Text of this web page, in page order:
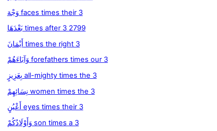
وَجْهَ faces times their 3
بَعْدَهَا times after 3 2799
أَيْمَانَ times the right 3
وَآبَاءَهُمْ forefathers times our 3
بِعَزِيزٍ all-mighty times the 3
نِسَائِهِمْ women times the 3
أَعْيُنٍ eyes times their 3
وَأَوْلَادُكُمْ son times a 3